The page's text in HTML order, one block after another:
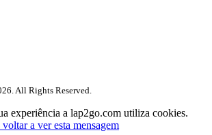
. All Rights Reserved.
experiência a lap2go.com utiliza cookies.
a ver esta mensagem